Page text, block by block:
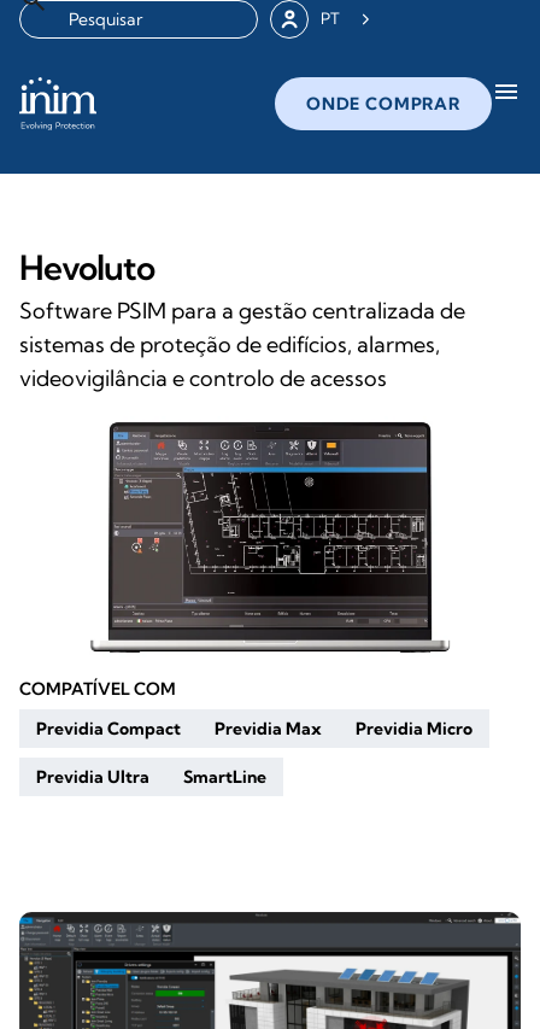
PT
ONDE COMPRAR menu
Hevoluto
Software PSIM para a gestão centralizada de
sistemas de proteção de edifícios, alarmes,
videovigilância e controlo de acessos
COMPATÍVEL COM
Previdia Compact
Previdia Max Previdia Micro
Previdia Ultra SmartLine